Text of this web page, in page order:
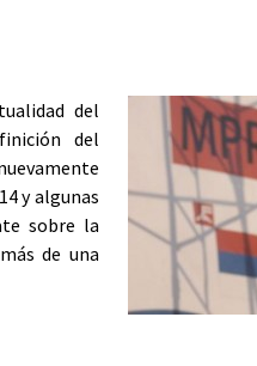
del
del
y algunas
sobre la
de una